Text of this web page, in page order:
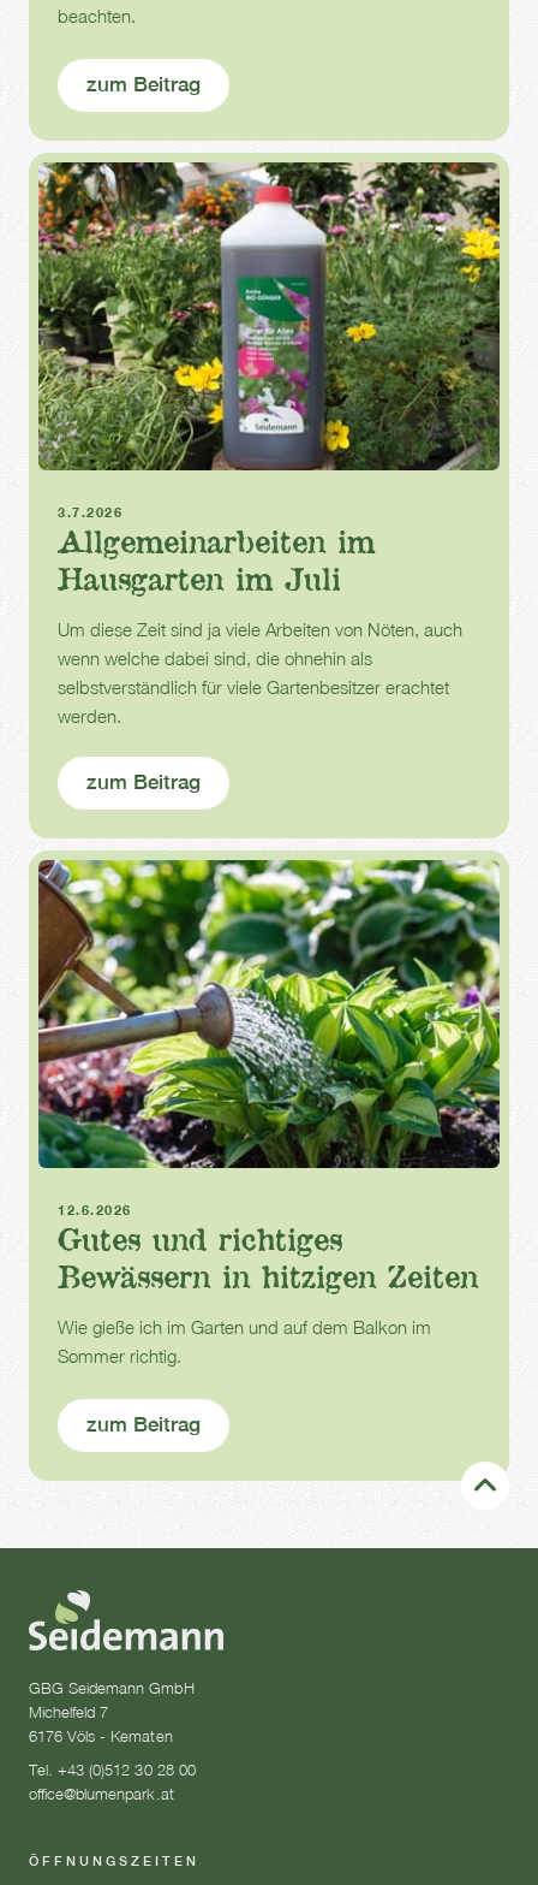
beachten.
zum Beitrag
3.7.2026
Allgemeinarbeiten im
Hausgarten im Juli
Um diese Zeit sind ja viele Arbeiten von Nöten, auch
wenn welche dabei sind, die ohnehin als
selbstverständlich für viele Gartenbesitzer erachtet
werden.
zum Beitrag
12.6.2026
Gutes und richtiges
Bewässern in hitzigen Zeiten
Wie gieße ich im Garten und auf dem Balkon im
Sommer richtig.
zum Beitrag
GBG Seidemann GmbH
Michelfeld 7
6176 Völs - Kematen
Tel. +43 (0)512 30 28 00
office@blumenpark.at
ÖFFNUNGSZEITEN